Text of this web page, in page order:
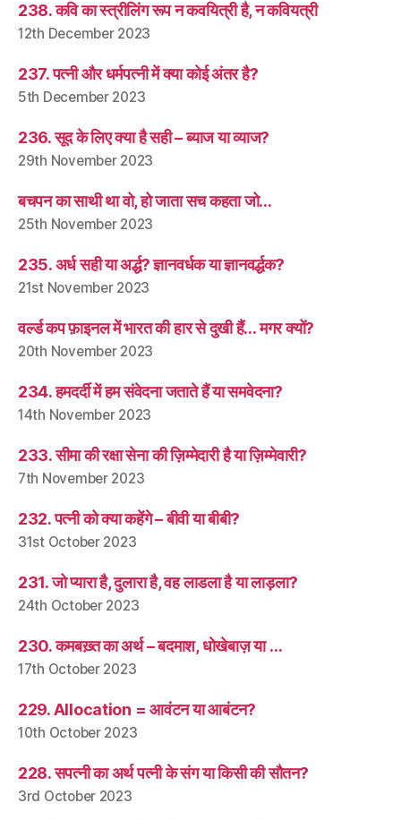
238. कवि का स्त्रीलिंग रूप न कवयित्री है, न कवियत्री
12th December 2023
237. पत्नी और धर्मपत्नी में क्या कोई अंतर है?
5th December 2023
236. सूद के लिए क्या है सही – ब्याज या व्याज?
29th November 2023
बचपन का साथी था वो, हो जाता सच कहता जो…
25th November 2023
235. अर्ध सही या अर्द्ध? ज्ञानवर्धक या ज्ञानवर्द्धक?
21st November 2023
वर्ल्ड कप फ़ाइनल में भारत की हार से दुखी हैं… मगर क्यों?
20th November 2023
234. हमदर्दी में हम संवेदना जताते हैं या समवेदना?
14th November 2023
233. सीमा की रक्षा सेना की ज़िम्मेदारी है या ज़िम्मेवारी?
7th November 2023
232. पत्नी को क्या कहेंगे – बीवी या बीबी?
31st October 2023
231. जो प्यारा है, दुलारा है, वह लाडला है या लाड़ला?
24th October 2023
230. कमबख़्त का अर्थ – बदमाश, धोखेबाज़ या …
17th October 2023
229. Allocation = आवंटन या आबंटन?
10th October 2023
228. सपत्नी का अर्थ पत्नी के संग या किसी की सौतन?
3rd October 2023